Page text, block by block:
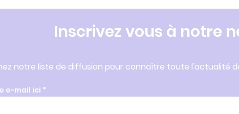
Inscrivez vous à notre
notre liste de diffusion pour connaître toute l'actualité
e-mail ici